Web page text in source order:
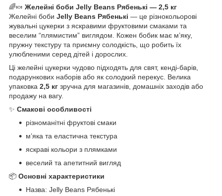
🌈🍬 Желейні боби Jelly Beans Рябенькі — 2,5 кг
Желейні боби Jelly Beans Рябенькі — це різнокольорові
жувальні цукерки з яскравими фруктовими смаками та
веселим “плямистим” виглядом. Кожен бобик має м’яку,
пружну текстуру та приємну солодкість, що робить їх
улюбленими серед дітей і дорослих.
Ці желейні цукерки чудово підходять для свят, кенді-барів,
подарункових наборів або як солодкий перекус. Велика
упаковка 2,5 кг зручна для магазинів, домашніх заходів або
продажу на вагу.
✨ Смакові особливості
різноманітні фруктові смаки
м’яка та еластична текстура
яскраві кольори з плямками
веселий та апетитний вигляд
📦 Основні характеристики
Назва: Jelly Beans Рябенькі